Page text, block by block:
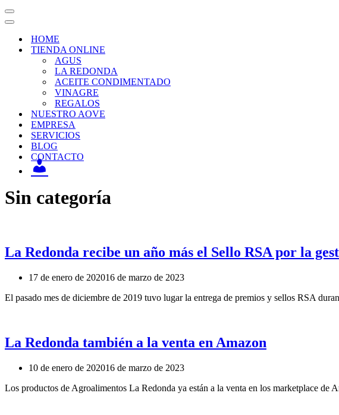
HOME
TIENDA ONLINE
AGUS
LA REDONDA
ACEITE CONDIMENTADO
VINAGRE
REGALOS
NUESTRO AOVE
EMPRESA
SERVICIOS
BLOG
CONTACTO
INICIO
SESIÓN
REGÍSTRATE
Sin categoría
La Redonda recibe un año más el Sello RSA por la
17 de enero de 202016 de marzo de 2023
El pasado mes de diciembre de 2019 tuvo lugar la entrega de premios y sellos RSA
La Redonda también a la venta en Amazon
10 de enero de 202016 de marzo de 2023
Los productos de Agroalimentos La Redonda ya están a la venta en los marketplace